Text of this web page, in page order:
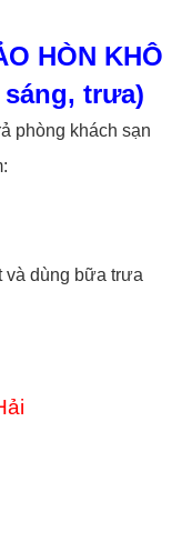
HÒN KHÔ
sáng, trưa)
phòng khách sạn
và dùng bữa trưa